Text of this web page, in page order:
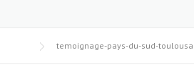
temoignage-pays-du-sud-